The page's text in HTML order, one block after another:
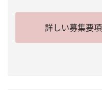
詳しい募集要